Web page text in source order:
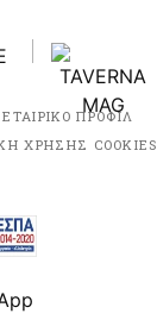
ΕΤΑΙΡΙΚΟ ΠΡΟΦΙΛ
ΧΡΗΣΗΣ COOKIES